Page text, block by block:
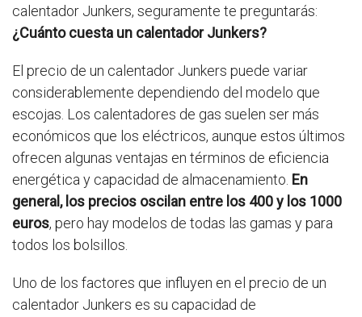
calentador Junkers, seguramente te preguntarás:
¿Cuánto cuesta un calentador Junkers?
El precio de un calentador Junkers puede variar
considerablemente dependiendo del modelo que
escojas. Los calentadores de gas suelen ser más
económicos que los eléctricos, aunque estos últimos
ofrecen algunas ventajas en términos de eficiencia
energética y capacidad de almacenamiento. En
general, los precios oscilan entre los 400 y los 1000
euros, pero hay modelos de todas las gamas y para
todos los bolsillos.
Uno de los factores que influyen en el precio de un
calentador Junkers es su capacidad de